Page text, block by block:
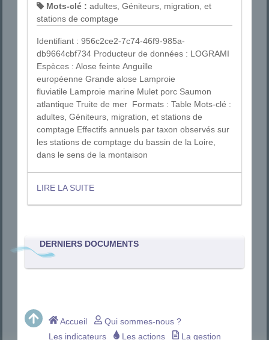
Mots-clé : adultes, Géniteurs, migration, et
stations de comptage
Identifiant : 956c2ce2-7c74-46f9-985a-
db9664cbf734 Producteur de données : LOGRAMI
Espèces : Alose feinte Anguille
européenne Grande alose Lamproie
fluviatile Lamproie marine Mulet porc Saumon
atlantique Truite de mer Formats : Table Mots-clé :
adultes, Géniteurs, migration, et stations de
comptage Effectifs annuels par taxon observés sur
les stations de comptage du bassin de la Loire,
dans le sens de la montaison
LIRE LA SUITE
DERNIERS DOCUMENTS
Accueil
Qui sommes-nous ?
Les indicateurs
Les actions La gestion